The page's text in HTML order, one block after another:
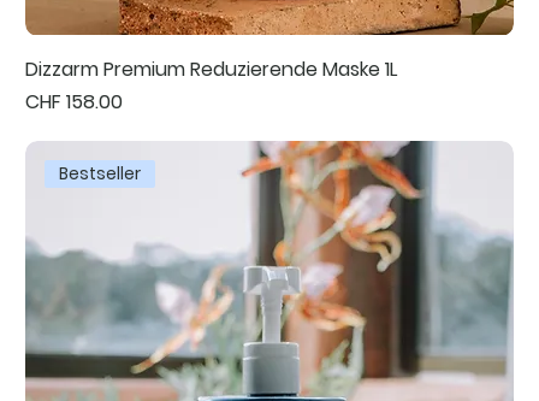
Dizzarm Premium Reduzierende Maske 1L
Preis
CHF 158.00
Bestseller